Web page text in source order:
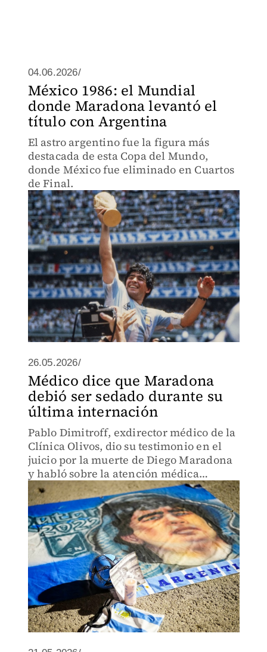
04.06.2026/
México 1986: el Mundial
donde Maradona levantó el
título con Argentina
El astro argentino fue la figura más
destacada de esta Copa del Mundo,
donde México fue eliminado en Cuartos
de Final.
26.05.2026/
Médico dice que Maradona
debió ser sedado durante su
última internación
Pablo Dimitroff, exdirector médico de la
Clínica Olivos, dio su testimonio en el
juicio por la muerte de Diego Maradona
y habló sobre la atención médica
durante su internación en 2020.